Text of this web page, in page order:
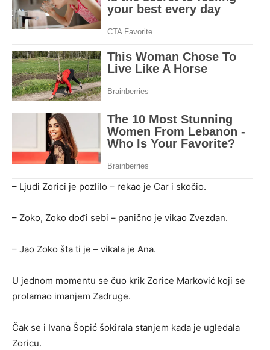
– Ljudi Zorici je pozlilo – rekao je Car i skočio.
– Zoko, Zoko dođi sebi – panično je vikao Zvezdan.
– Jao Zoko šta ti je – vikala je Ana.
U jednom momentu se čuo krik Zorice Marković koji se
prolamao imanjem Zadruge.
Čak se i Ivana Šopić šokirala stanjem kada je ugledala
Zoricu.